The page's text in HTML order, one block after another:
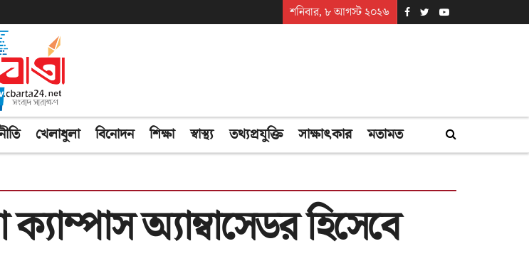
শনিবার, ৮ আগস্ট ২০২৬
খেলাধুলা বিনোদন শিক্ষা স্বাস্থ্য তথ্যপ্রযুক্তি সাক্ষাৎকার মতামত
অ্যাম্বাসেডর হিসেবে